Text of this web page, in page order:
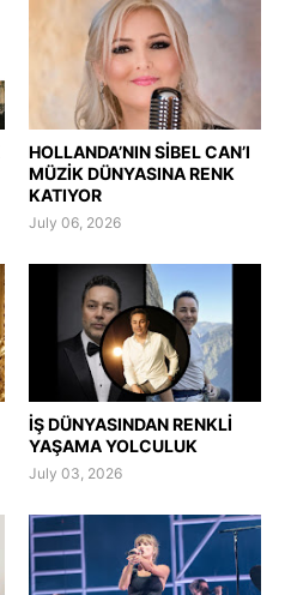
HOLLANDA’NIN SİBEL CAN’I
MÜZİK DÜNYASINA RENK
KATIYOR
July 06, 2026
İŞ DÜNYASINDAN RENKLİ
YAŞAMA YOLCULUK
July 03, 2026